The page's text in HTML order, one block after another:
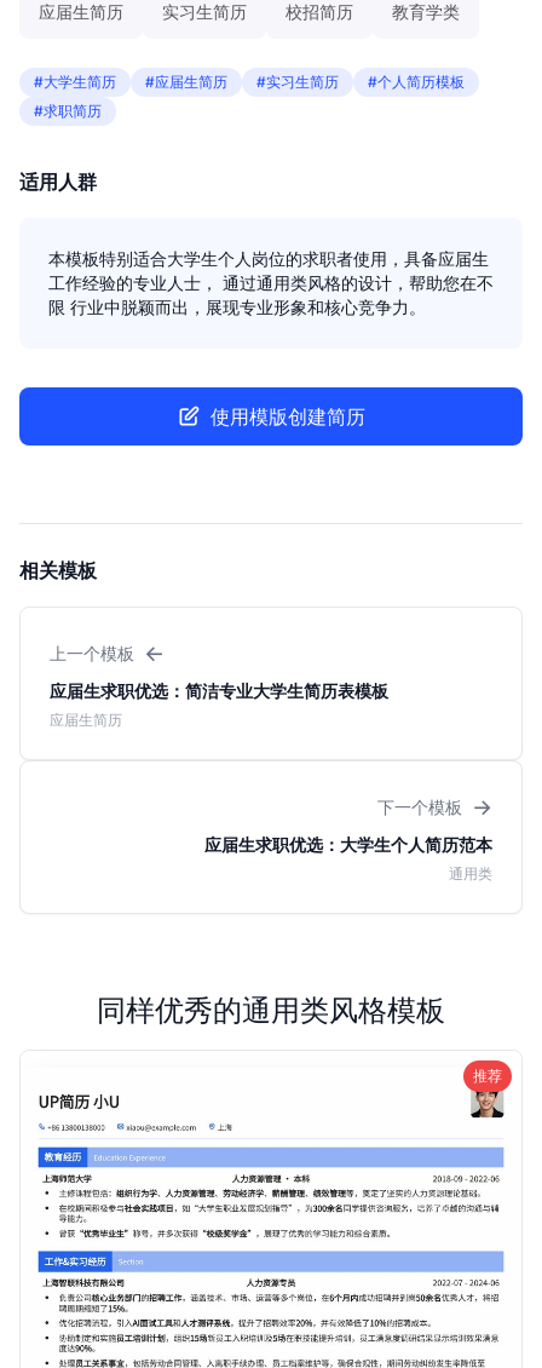
应届生简历 实习生简历 校招简历 教育学类
#大学生简历 #应届生简历 #实习生简历
#个人简历模板
#求职简历
适用人群
本模板特别适合大学生个人岗位的求职者使用，具备应届生
工作经验的专业人士， 通过通用类风格的设计，帮助您在不
限 行业中脱颖而出，展现专业形象和核心竞争力。
使用模版创建简历
相关模板
上一个模板 ←
应届生求职优选：简洁专业大学生简历表模板
应届生简历
下一个模板 →
应届生求职优选：大学生个人简历范本
通用类
同样优秀的通用类风格模板
推荐